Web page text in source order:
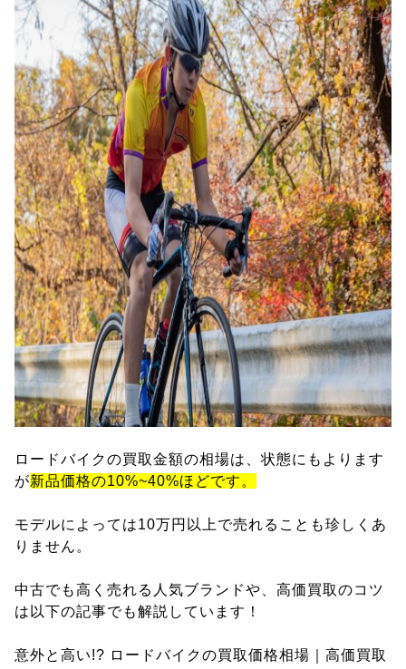
ロードバイクの買取金額の相場は、状態にもよります
が新品価格の10%~40%ほどです。
モデルによっては10万円以上で売れることも珍しくあ
りません。
中古でも高く売れる人気ブランドや、高価買取のコツ
は以下の記事でも解説しています！
意外と高い!? ロードバイクの買取価格相場｜高価買取